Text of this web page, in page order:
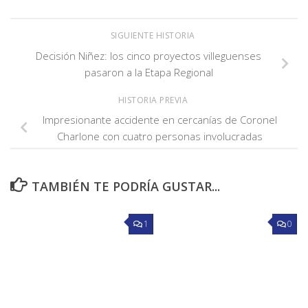
SIGUIENTE HISTORIA
Decisión Niñez: los cinco proyectos villeguenses
pasaron a la Etapa Regional
HISTORIA PREVIA
Impresionante accidente en cercanías de Coronel
Charlone con cuatro personas involucradas
TAMBIÉN TE PODRÍA GUSTAR...
1 0